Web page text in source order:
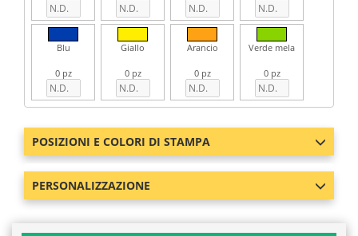
Blu
0 pz
Giallo
0 pz
Arancio
0 pz
Verde mela
0 pz
POSIZIONI E COLORI DI STAMPA
PERSONALIZZAZIONE